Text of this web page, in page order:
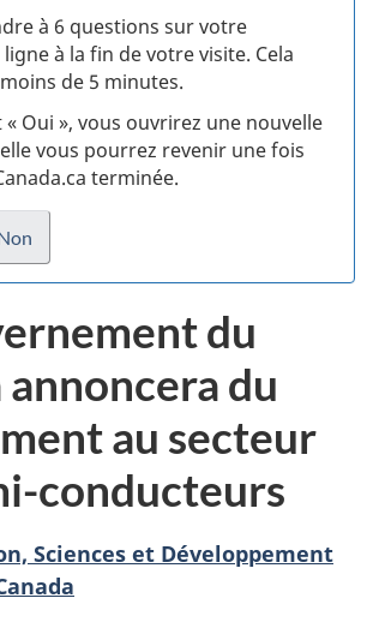
à 6 questions sur votre
à la fin de votre visite. Cela
de 5 minutes.
« Oui », vous ouvrirez une nouvelle
vous pourrez revenir une fois
terminée.
je
veux
pas
participer
au
sondage
du
site
web,
.
du
annoncera du
au secteur
conducteurs
Sciences et Développement